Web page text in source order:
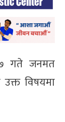
१७ गते जनमत
विषयमा